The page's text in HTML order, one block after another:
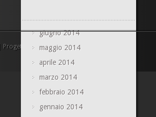
giugno 2014
maggio 2014
aprile 2014
marzo 2014
febbraio 2014
gennaio 2014
realizzato da Neomedia s.r.l